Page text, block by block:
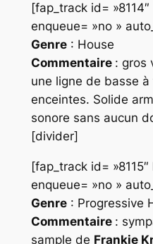
[fap_track id=
enqueue= »no »
Genre: House
Commentaire : gros
une ligne de basse
enceintes. Solide
sonore sans aucun
[divider]
[fap_track id=
enqueue= »no »
Genre: Progressive
Commentaire :
sample de Frankie